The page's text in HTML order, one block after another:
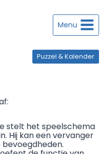
Menu
Puzzel & Kalender
stelt het speelschema
Hij kan een vervanger